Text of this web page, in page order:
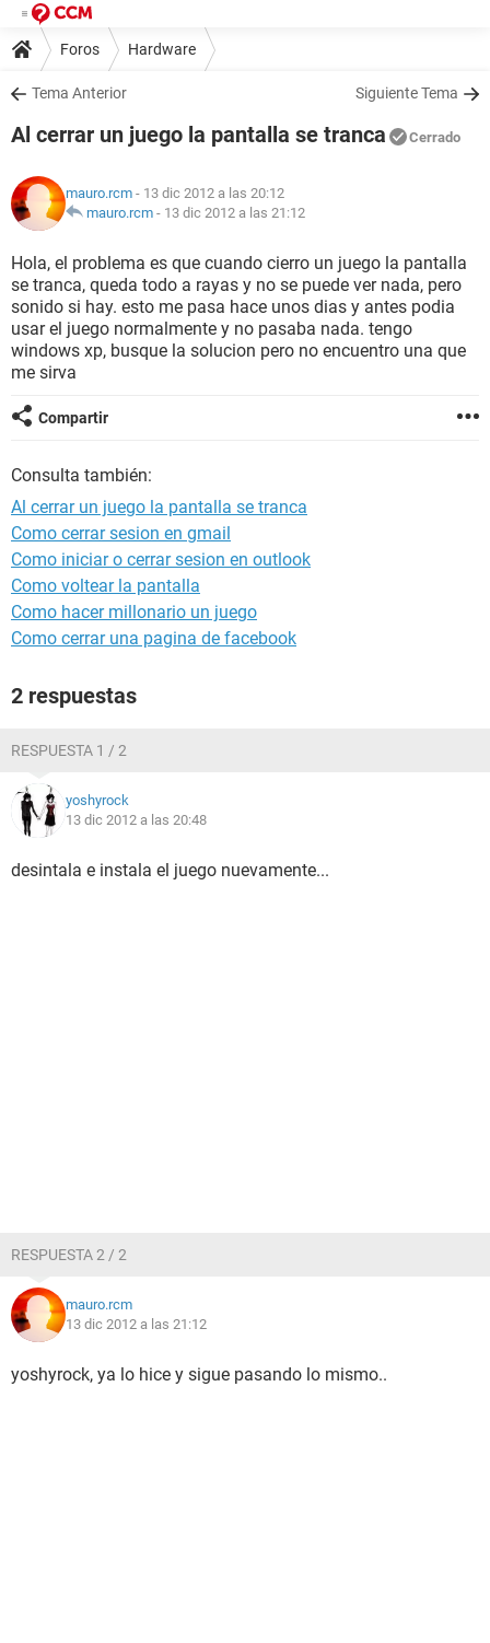
Foros Hardware
Tema Anterior Siguiente Tema
Al cerrar un juego la pantalla se tranca Cerrado
mauro.rcm - 13 dic 2012 a las 20:12
mauro.rcm - 13 dic 2012 a las 21:12
Hola, el problema es que cuando cierro un juego la pantalla
se tranca, queda todo a rayas y no se puede ver nada, pero
sonido si hay. esto me pasa hace unos dias y antes podia
usar el juego normalmente y no pasaba nada. tengo
windows xp, busque la solucion pero no encuentro una que
me sirva
Compartir
Consulta también:
Al cerrar un juego la pantalla se tranca
Como cerrar sesion en gmail
Como iniciar o cerrar sesion en outlook
Como voltear la pantalla
Como hacer millonario un juego
Como cerrar una pagina de facebook
2 respuestas
RESPUESTA 1 / 2
yoshyrock
13 dic 2012 a las 20:48
desintala e instala el juego nuevamente...
RESPUESTA 2 / 2
mauro.rcm
13 dic 2012 a las 21:12
yoshyrock, ya lo hice y sigue pasando lo mismo..